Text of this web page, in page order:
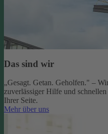
Das sind wir
„Gesagt. Getan. Geholfen." –
zuverlässiger Hilfe und
Ihrer Seite.
Mehr über uns